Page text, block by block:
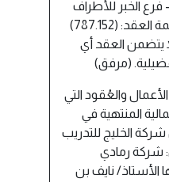
فرع الخبر للأطراف
ذوي العلاقة. ، قيمة العقد: (787.152)
يتضمن العقد أي
(مرفق)
والعُقود التي
المنتهية في
بين شركة الخليج للتدريب
شركة رمادي
الأستاذ/ نايف بن